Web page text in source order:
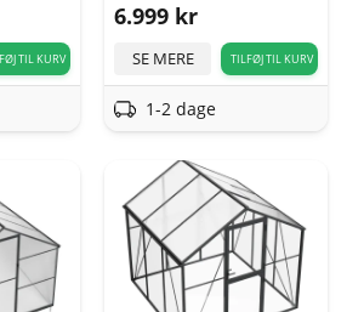
TIL KURV
6.999 kr
SE MERE TILFØJ TIL KURV
1-2 dage